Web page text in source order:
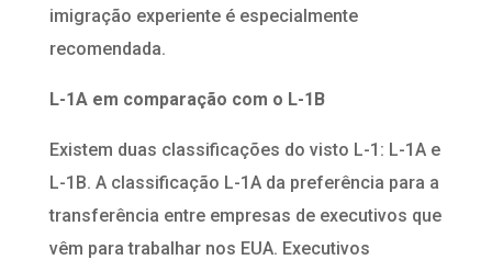
imigração experiente é especialmente
recomendada.
L-1A em comparação com o L-1B
Existem duas classificações do visto L-1: L-1A e
L-1B. A classificação L-1A da preferência para a
transferência entre empresas de executivos que
vêm para trabalhar nos EUA. Executivos